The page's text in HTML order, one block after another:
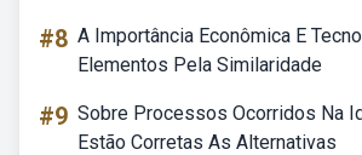
#8 A Importância Econômica E
Elementos Pela Similaridade
#9 Sobre Processos Ocorridos Na
Estão Corretas As Alternativas